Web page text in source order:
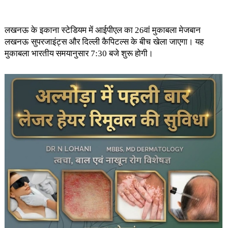
लखनऊ के इकाना स्टेडियम में आईपीएल का 26वां मुकाबला मेजबान
लखनऊ सुपरजाइंट्स और दिल्ली कैपिटल्स के बीच खेला जाएगा। यह
मुकाबला भारतीय समयानुसार 7:30 बजे शुरू होगी।